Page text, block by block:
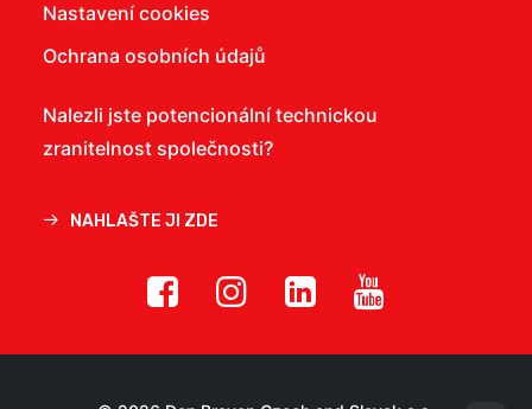
Nastavení cookies
Ochrana osobních údajů
Nalezli jste potencionální technickou
zranitelnost společnosti?
NAHLAŠTE JI ZDE